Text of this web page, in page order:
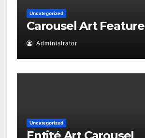
Uncategorized
Carousel Art Feature
Administrator
Uncategorized